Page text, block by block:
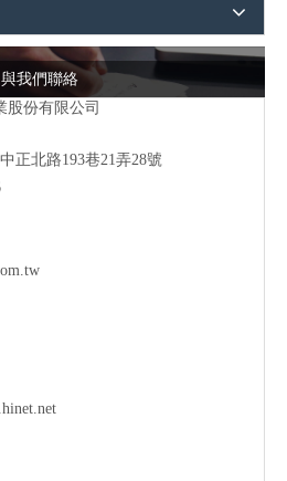
與我們聯絡
股份有限公司
正北路193巷21弄28號